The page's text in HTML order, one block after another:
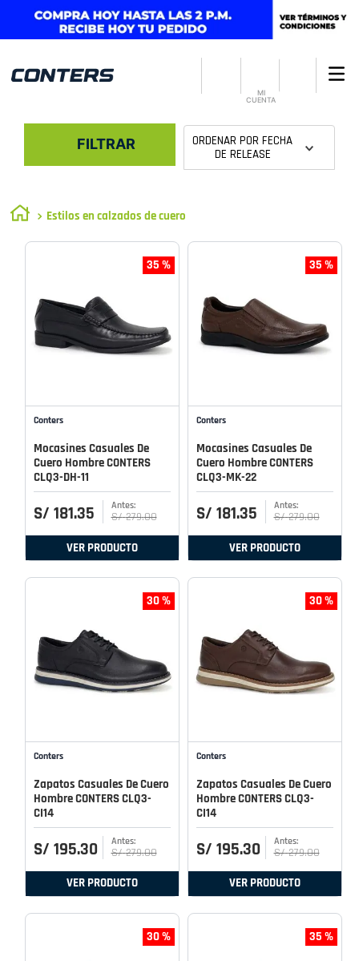
MI
CUENTA
FILTRAR ORDENAR POR FECHA
DE RELEASE
Estilos en calzados de cuero
35 %
Conters
Mocasines Casuales De
Cuero Hombre CONTERS
CLQ3-DH-11
S/ 181.35 S/ 279.00
VER PRODUCTO
35 %
Conters
Mocasines Casuales De
Cuero Hombre CONTERS
CLQ3-MK-22
S/ 181.35 S/ 279.00
VER PRODUCTO
30 %
Conters
Zapatos Casuales De Cuero
Hombre CONTERS CLQ3-
CI14
S/ 195.30 S/ 279.00
VER PRODUCTO
30 %
Conters
Zapatos Casuales De Cuero
Hombre CONTERS CLQ3-
CI14
S/ 195.30 S/ 279.00
VER PRODUCTO
30 % 35 %